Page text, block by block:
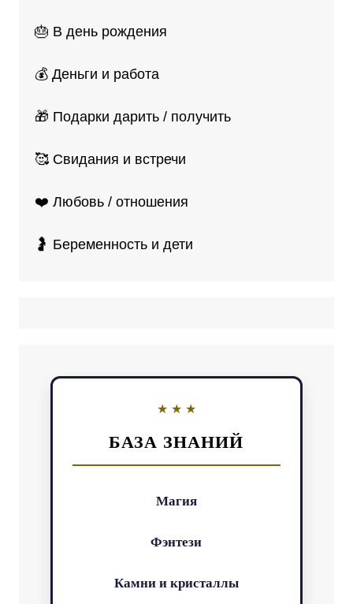
🎂 В день рождения
💰 Деньги и работа
🎁 Подарки дарить / получить
🥰 Свидания и встречи
❤️ Любовь / отношения
🤰 Беременность и дети
БАЗА ЗНАНИЙ
Магия
Фэнтези
Камни и кристаллы